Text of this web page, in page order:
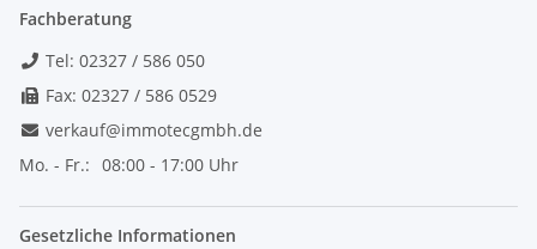
Fachberatung
Tel: 02327 / 586 050
Fax: 02327 / 586 0529
verkauf@immotecgmbh.de
Mo. - Fr.: 08:00 - 17:00 Uhr
Gesetzliche Informationen